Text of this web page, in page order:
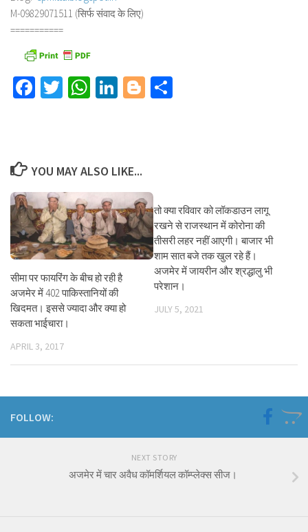
M-09829071511 (सिर्फ संवाद के लिए)
===========
Facebook
TwitterWhatsApp
LinkedIn
Blogger
YOU MAY ALSO LIKE...
सीमा पर फायरिंग के बीच हो रही है
अजमेर में 402 पाकिस्तानियों की
खिदमत। इससे ज्यादा और क्या हो
सकता भाईचारा।
APRIL 3, 2017
तो क्या रविवार को लॉकडाउन लागू
रखने से राजस्थान में कोरोना की
तीसरी लहर नहीं आएगी। बाजार भी
शाम सात बजे तक खुल रहे हैं।
अजमेर में जायरीन और श्रद्धालु भी
परेशान।
JULY 5, 2021
FOLLOW:
NEXT STORY
अजमेर में चार अवैध कॉमर्शियल कॉम्प्लेक्स सीज।